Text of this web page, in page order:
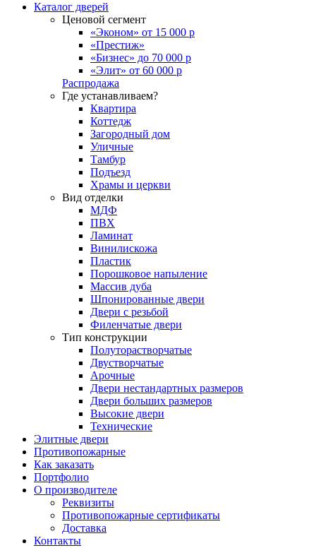
Каталог дверей
Ценовой сегмент
«Эконом» от 15 000 р
«Престиж»
«Бизнес» до 70 000 р
«Элит» от 60 000 р
Распродажа
Где устанавливаем?
Квартира
Коттедж
Загородный дом
Уличные
Тамбур
Подъезд
Храмы и церкви
Вид отделки
МДФ
ПВХ
Ламинат
Винилискожа
Пластик
Порошковое напыление
Массив дуба
Шпонированные двери
Двери с резьбой
Филенчатые двери
Тип конструкции
Полуторастворчатые
Двустворчатые
Арочные
Двери нестандартных размеров
Двери больших размеров
Высокие двери
Технические
Элитные двери
Противопожарные
Как заказать
Портфолио
О производителе
Реквизиты
Противопожарные сертификаты
Доставка
Контакты